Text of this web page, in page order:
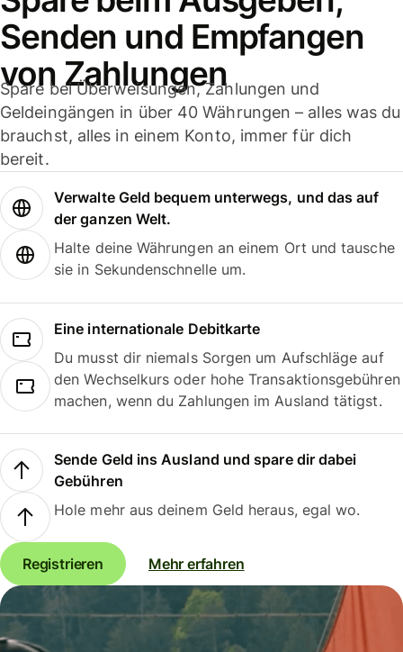
Senden und Empfangen
von Zahlungen
Spare bei Überweisungen, Zahlungen und
Geldeingängen in über 40 Währungen – alles was du
brauchst, alles in einem Konto, immer für dich
bereit.
Verwalte Geld bequem unterwegs, und das auf
der ganzen Welt.
Halte deine Währungen an einem Ort und tausche
sie in Sekundenschnelle um.
Eine internationale Debitkarte
Du musst dir niemals Sorgen um Aufschläge auf
den Wechselkurs oder hohe Transaktionsgebühren
machen, wenn du Zahlungen im Ausland tätigst.
Sende Geld ins Ausland und spare dir dabei
Gebühren
Hole mehr aus deinem Geld heraus, egal wo.
Registrieren Mehr erfahren